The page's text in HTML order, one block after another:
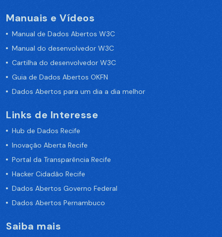
Manuais e Vídeos
Manual de Dados Abertos W3C
Manual do desenvolvedor W3C
Cartilha do desenvolvedor W3C
Guia de Dados Abertos OKFN
Dados Abertos para um dia a dia melhor
Links de Interesse
Hub de Dados Recife
Inovação Aberta Recife
Portal da Transparência Recife
Hacker Cidadão Recife
Dados Abertos Governo Federal
Dados Abertos Pernambuco
Saiba mais